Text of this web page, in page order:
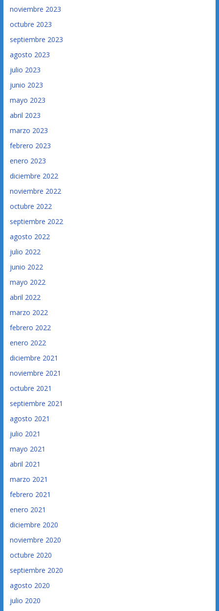
noviembre 2023
octubre 2023
septiembre 2023
agosto 2023
julio 2023
junio 2023
mayo 2023
abril 2023
marzo 2023
febrero 2023
enero 2023
diciembre 2022
noviembre 2022
octubre 2022
septiembre 2022
agosto 2022
julio 2022
junio 2022
mayo 2022
abril 2022
marzo 2022
febrero 2022
enero 2022
diciembre 2021
noviembre 2021
octubre 2021
septiembre 2021
agosto 2021
julio 2021
mayo 2021
abril 2021
marzo 2021
febrero 2021
enero 2021
diciembre 2020
noviembre 2020
octubre 2020
septiembre 2020
agosto 2020
julio 2020